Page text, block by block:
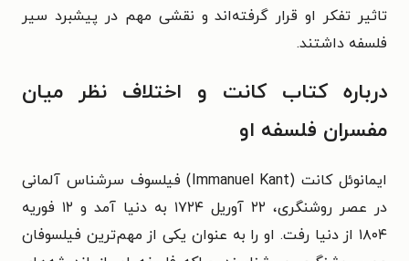
تاثیر تفکر او قرار گرفته‌اند و نقشی مهم در پیشبرد سیر
فلسفه داشتند.
درباره کتاب کانت و اختلاف نظر میان
مفسران فلسفه او
ایمانوئل کانت (Immanuel Kant) فیلسوف سرشناس آلمانی
در عصر روشنگری، ۲۲ آوریل ۱۷۲۴ به دنیا آمد و ۱۲ فوریه
۱۸۰۴ از دنیا رفت. او را به عنوان یکی از مهم‌ترین فیلسوفان